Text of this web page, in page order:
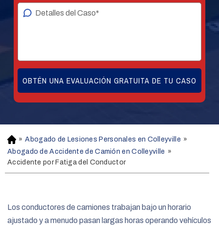
H
o
m
e
» Abogado de Lesiones Personales en Colleyville »
Abogado de Accidente de Camión en Colleyville »
Accidente por Fatiga del Conductor
Los conductores de camiones trabajan bajo un horario
ajustado y a menudo pasan largas horas operando vehículos